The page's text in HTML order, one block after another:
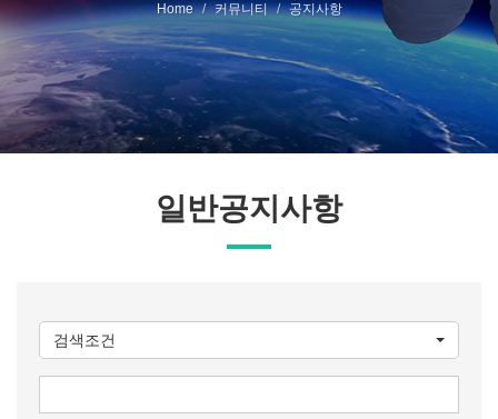
Home 커뮤니티 공지사항
일반공지사항
검색조건